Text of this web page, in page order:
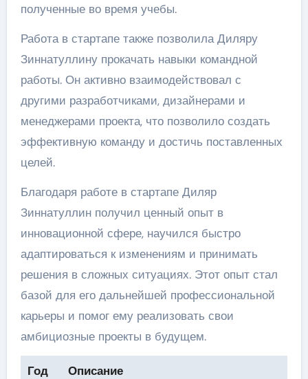
полученные во время учебы.
Работа в стартапе также позволила Диляру
Зиннатуллину прокачать навыки командной
работы. Он активно взаимодействовал с
другими разработчиками, дизайнерами и
менеджерами проекта, что позволило создать
эффективную команду и достичь поставленных
целей.
Благодаря работе в стартапе Диляр
Зиннатуллин получил ценный опыт в
инновационной сфере, научился быстро
адаптироваться к изменениям и принимать
решения в сложных ситуациях. Этот опыт стал
базой для его дальнейшей профессиональной
карьеры и помог ему реализовать свои
амбициозные проекты в будущем.
Год Описание